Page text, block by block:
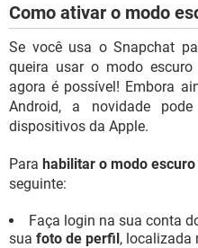
Como ativar o modo
Se você usa o Snapchat
queira usar o modo
agora é possível! Embora
Android, a novidade
dispositivos da Apple.
Para habilitar o modo
seguinte:
Faça login na sua conta
sua foto de perfil, localizada